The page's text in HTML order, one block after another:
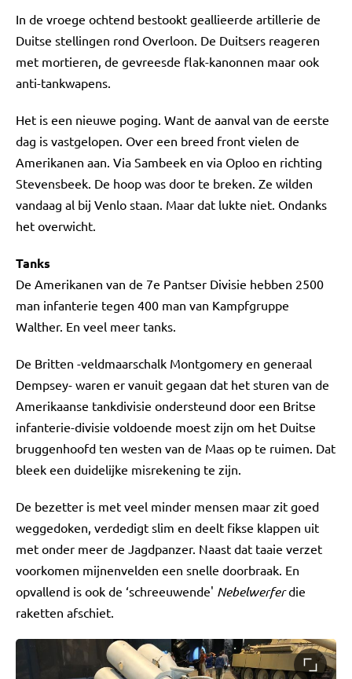
In de vroege ochtend bestookt geallieerde artillerie de
Duitse stellingen rond Overloon. De Duitsers reageren
met mortieren, de gevreesde flak-kanonnen maar ook
anti-tankwapens.
Het is een nieuwe poging. Want de aanval van de eerste
dag is vastgelopen. Over een breed front vielen de
Amerikanen aan. Via Sambeek en via Oploo en richting
Stevensbeek. De hoop was door te breken. Ze wilden
vandaag al bij Venlo staan. Maar dat lukte niet. Ondanks
het overwicht.
Tanks
De Amerikanen van de 7e Pantser Divisie hebben 2500
man infanterie tegen 400 man van Kampfgruppe
Walther. En veel meer tanks.
De Britten -veldmaarschalk Montgomery en generaal
Dempsey- waren er vanuit gegaan dat het sturen van de
Amerikaanse tankdivisie ondersteund door een Britse
infanterie-divisie voldoende moest zijn om het Duitse
bruggenhoofd ten westen van de Maas op te ruimen. Dat
bleek een duidelijke misrekening te zijn.
De bezetter is met veel minder mensen maar zit goed
weggedoken, verdedigt slim en deelt fikse klappen uit
met onder meer de Jagdpanzer. Naast dat taaie verzet
voorkomen mijnenvelden een snelle doorbraak. En
opvallend is ook de ‘schreeuwende' Nebelwerferdie
raketten afschiet.